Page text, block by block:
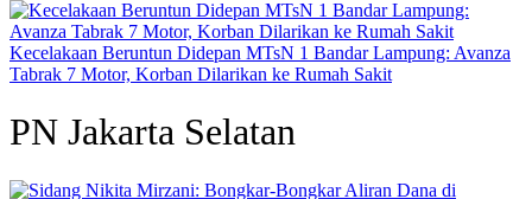
Kecelakaan Beruntun Didepan MTsN 1 Bandar Lampung: Avanza
Tabrak 7 Motor, Korban Dilarikan ke Rumah Sakit
PN Jakarta Selatan